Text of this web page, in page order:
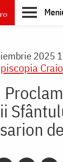
2025